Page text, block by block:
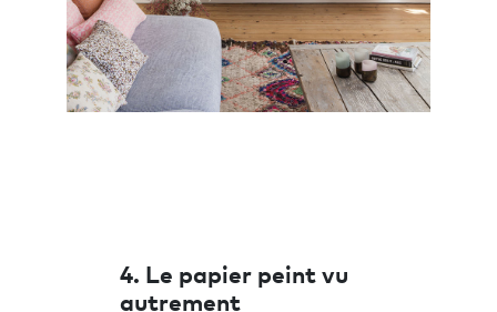
4. Le papier peint vu
autrement